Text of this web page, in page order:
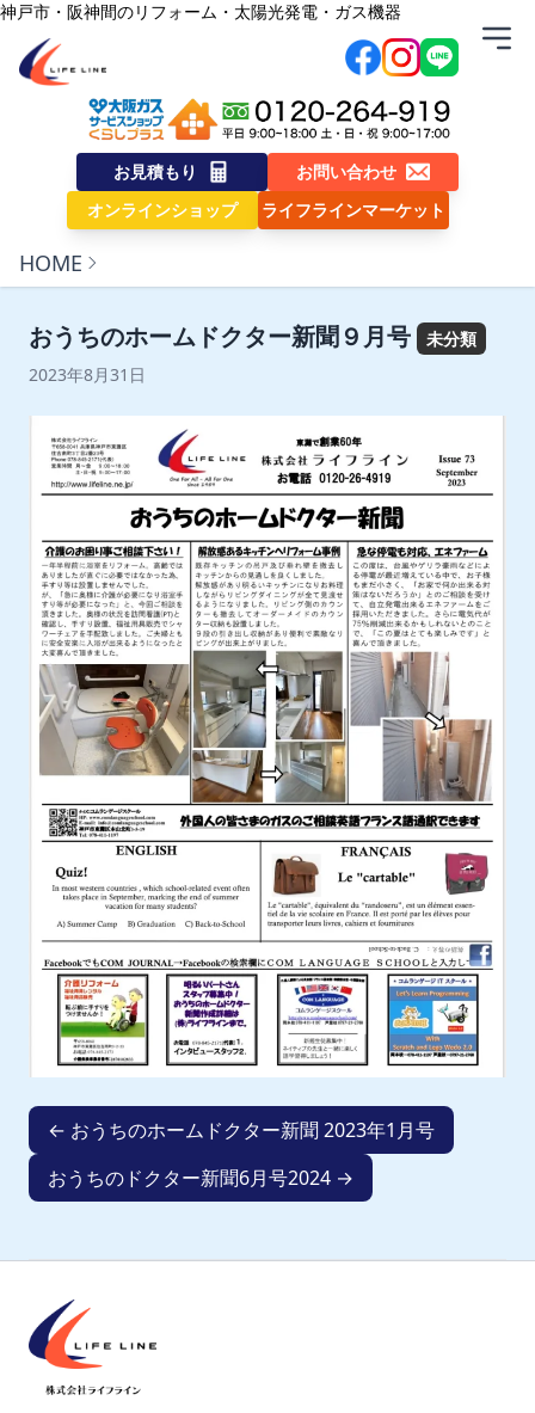
内容をスキップ
神戸市・阪神間のリフォーム・太陽光発電・ガス機器
株式会社ライフライン
お見積もり
お問い合わせ
オンラインショップ
ライフラインマーケット
HOME
おうちのホームドクター新聞９月号
未分類
2023年8月31日
← おうちのホームドクター新聞 2023年1月号
おうちのドクター新聞6月号2024 →